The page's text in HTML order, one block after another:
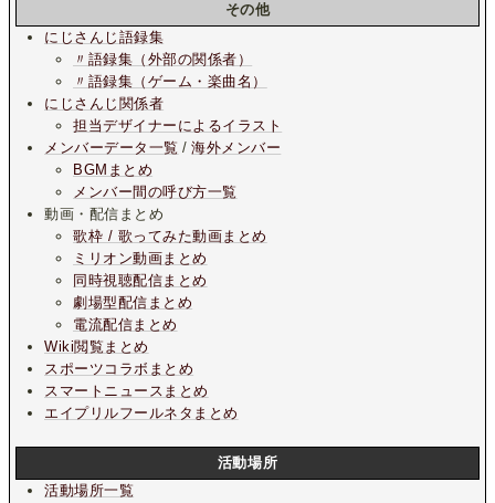
その他
にじさんじ語録集
〃語録集（外部の関係者）
〃語録集（ゲーム・楽曲名）
にじさんじ関係者
担当デザイナーによるイラスト
メンバーデータ一覧 /海外メンバー
BGMまとめ
メンバー間の呼び方一覧
動画・配信まとめ
歌枠 / 歌ってみた動画まとめ
ミリオン動画まとめ
同時視聴配信まとめ
劇場型配信まとめ
電流配信まとめ
Wiki閲覧まとめ
スポーツコラボまとめ
スマートニュースまとめ
エイプリルフールネタまとめ
活動場所
活動場所一覧